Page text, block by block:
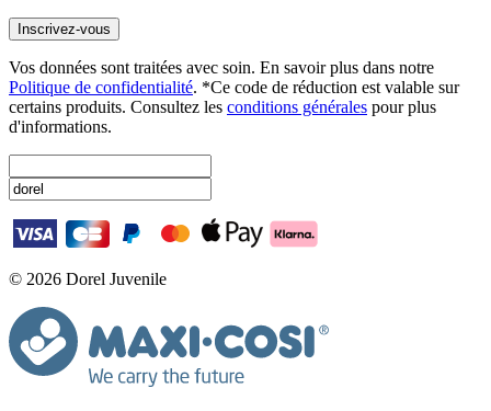
Inscrivez-vous
Vos données sont traitées avec soin. En savoir plus dans notre
Politique de confidentialité. *Ce code de réduction est valable sur
certains produits. Consultez les conditions générales pour plus
d'informations.
© 2026 Dorel Juvenile